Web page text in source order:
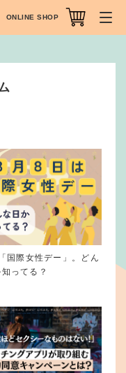
国際女性デー」。どん
ってる？
ONLINE SHOP